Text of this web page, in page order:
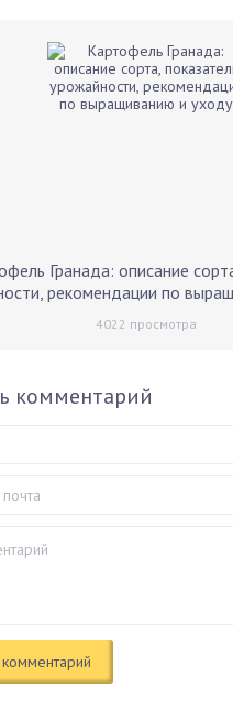
Гранада: описание
рекомендации по
4022 просмотра
комментарий